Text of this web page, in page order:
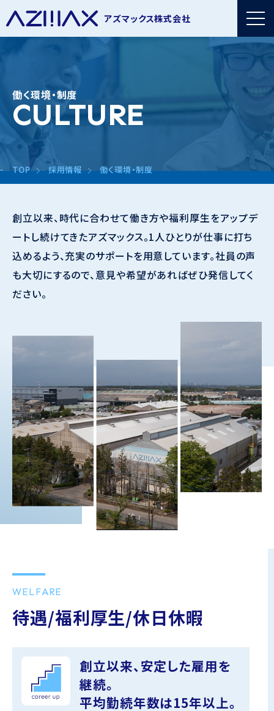
アズマックス株式会社
働く環境・制度
CULTURE
TOP 採用情報 働く環境・制度
創立以来、時代に合わせて働き方や福利厚生をアップデ
ートし続けてきたアズマックス。1人ひとりが仕事に打ち
込めるよう、充実のサポートを用意しています。社員の声
も大切にするので、意見や希望があればぜひ発信してく
ださい。
WELFARE
待遇/福利厚生/休日休暇
創立以来、安定した雇用を
継続。
平均勤続年数は15年以上。